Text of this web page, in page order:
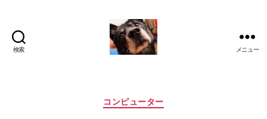
検索 メニュー
カ
コンピューター